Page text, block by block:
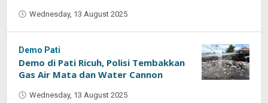
Wednesday, 13 August 2025
Demo Pati
Demo di Pati Ricuh, Polisi Tembakkan
Gas Air Mata dan Water Cannon
Wednesday, 13 August 2025